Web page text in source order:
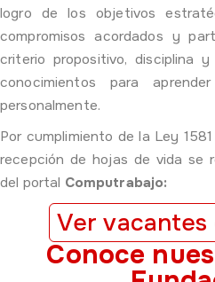
logro de los objetivos
compromisos acordados y
criterio propositivo, disciplina
conocimientos para
personalmente.
Por cumplimiento de la Ley
recepción de hojas de vida se
del portal Computrabajo:
Ver vacantes
Conoce